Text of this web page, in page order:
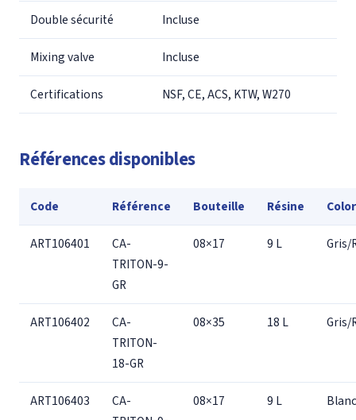
Double sécurité Incluse
Mixing valve Incluse
Certifications NSF, CE, ACS, KTW, W270
Références disponibles
Code Référence Bouteille Résine
ART106401
CA-
TRITON-9-
GR
08×17 9 L Gris/
ART106402
CA-
TRITON-
18-GR
08×35 18 L Gris/
ART106403
CA-
08×17 9 L